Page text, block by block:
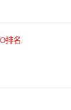
排名